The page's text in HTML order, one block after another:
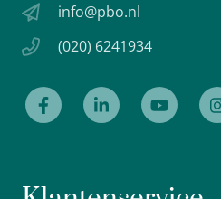
info@pbo.nl
(020) 6241934